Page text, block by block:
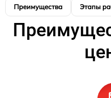
Преимущества Этапы